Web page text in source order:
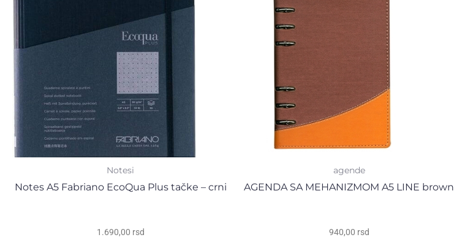
Notesi
Notes A5 Fabriano EcoQua Plus tačke – crni
1.690,00 rsd
agende
AGENDA SA MEHANIZMOM A5 LINE brown
940,00 rsd